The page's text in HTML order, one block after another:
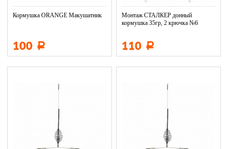
Кормушка ORANGE Макушатник
100 Р
Монтаж СТАЛКЕР донный
кормушка 35гр, 2 крючка №6
110 Р